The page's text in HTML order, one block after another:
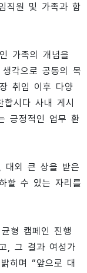
직원 및 가족과 함
가족의 개념을
각으로 공동의 목
취임 이후 다양
시다 사내 게시
긍정적인 업무 환
대외 큰 상을 받은
할 수 있는 자리를
형 캠페인 진행
, 그 결과 여성가
히며 “앞으로 대